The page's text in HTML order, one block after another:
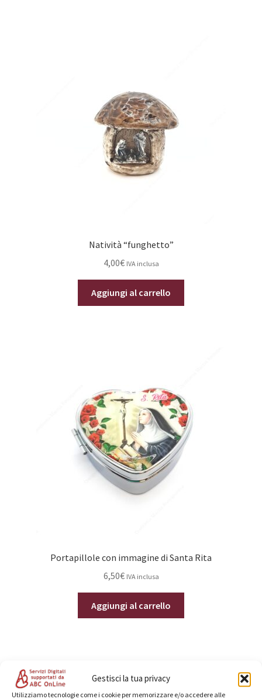
Gestisci la tua privacy
Utilizziamo tecnologie come i cookie per memorizzare e/o accedere alle
scelte
nella
pagina
del
prodotto
Natività “funghetto”
4,00€ IVA inclusa
Aggiungi al carrello
Portapillole con immagine di Santa Rita
6,50€ IVA inclusa
Aggiungi al carrello
Categorie prodotto